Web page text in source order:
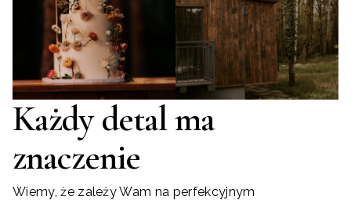
Każdy detal ma
znaczenie
Wiemy, że zależy Wam na perfekcyjnym